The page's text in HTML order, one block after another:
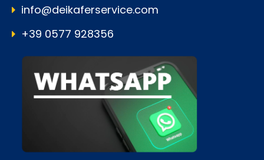
info@deikaferservice.com
+39 0577 928356